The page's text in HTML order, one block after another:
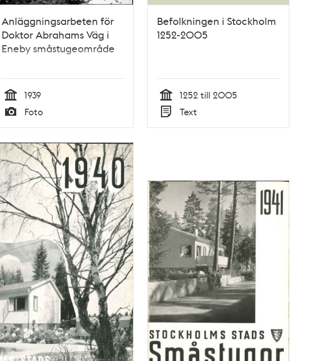
Anläggningsarbeten för
Doktor Abrahams Väg i
Eneby småstugeområde
Tid
1939
Typ
Foto
Befolkningen i Stockholm
1252-2005
Tid
1252 till 2005
Typ
Text